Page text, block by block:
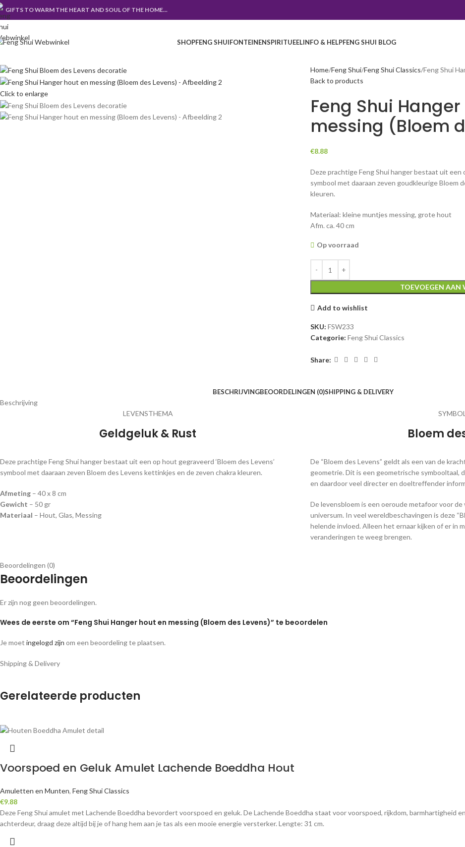
GIFTS TO WARM THE HEART AND SOUL OF THE HOME...
SHOPFENG SHUIFONTEINENSPIRITUEELINFO & HELPFENG SHUI BLOG
Click to enlarge
Home Feng Shui Feng Shui Classics Feng Shui
Back to products
Feng Shui
messing (Bloem
€8.88
Deze prachtige Feng Shui hanger bestaat uit een
symbool met daaraan zeven goudkleurige Bloem
kleuren.
Materiaal: kleine muntjes messing, grote hout
Afm. ca. 40 cm
Op voorraad
TOEVOEGEN AAN
Add to wishlist
SKU: FSW233
Categorie: Feng Shui Classics
Share:
BESCHRIJVINGBEOORDELINGEN (0)SHIPPING & DELIVERY
Beschrijving
LEVENSTHEMA
Geldgeluk & Rust
Deze prachtige Feng Shui hanger bestaat uit een op hout gegraveerd ‘Bloem des Levens’
symbool met daaraan zeven Bloem des Levens kettinkjes en de zeven chakra kleuren.
Afmeting – 40 x 8 cm
Gewicht – 50 gr
Materiaal – Hout, Glas, Messing
Bloem
De “Bloem des Levens” geldt als een van de
geometrie. Dit is een geometrische symbooltaal,
en daardoor veel directer en doeltreffender
De levensbloem is een oeroude metafoor voor
universum. In veel wereldbeschavingen is deze
helende invloed. Alleen het ernaar kijken of er in
veranderingen te weeg brengen.
Beoordelingen (0)
Beoordelingen
Er zijn nog geen beoordelingen.
Wees de eerste om “Feng Shui Hanger hout en messing (Bloem des Levens)” te beoordelen
Je moet ingelogd zijn om een beoordeling te plaatsen.
Shipping & Delivery
Gerelateerde producten
Voorspoed en Geluk Amulet Lachende Boeddha Hout
Amuletten en Munten, Feng Shui Classics
€9.88
Deze Feng Shui amulet met Lachende Boeddha bevordert voorspoed en geluk. De Lachende Boeddha staat voor voorspoed, rijkdom, barmhartigheid
achterdeur, draag deze altijd bij je of hang hem aan je tas als een mooie energie versterker. Lengte: 31 cm.